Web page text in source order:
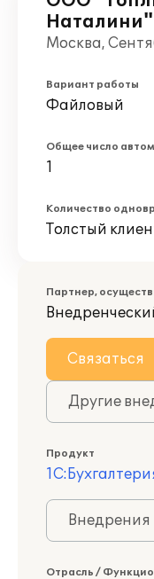
Наталини"
Москва,
Вариант работы
Файловый
Общее число
1
Количество
Толстый
Партнер,
Связаться
Другие
Продукт
Внедрения
Отрасль /